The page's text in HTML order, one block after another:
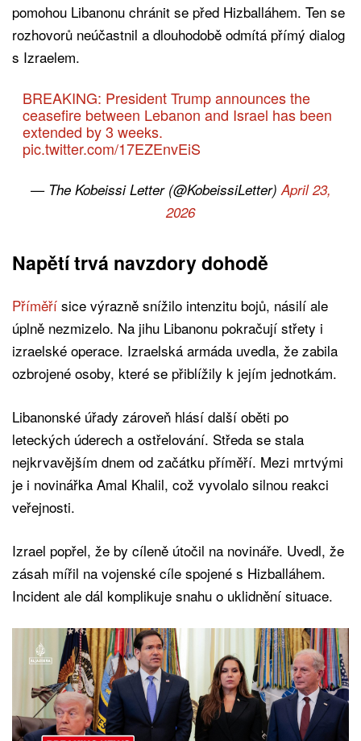
pomohou Libanonu chránit se před Hizballáhem. Ten se
rozhovorů neúčastnil a dlouhodobě odmítá přímý dialog
s Izraelem.
BREAKING: President Trump announces the
ceasefire between Lebanon and Israel has been
extended by 3 weeks.
pic.twitter.com/17EZEnvEiS
— The Kobeissi Letter (@KobeissiLetter) April 23,
2026
Napětí trvá navzdory dohodě
Příměří sice výrazně snížilo intenzitu bojů, násilí ale
úplně nezmizelo. Na jihu Libanonu pokračují střety i
izraelské operace. Izraelská armáda uvedla, že zabila
ozbrojené osoby, které se přiblížily k jejím jednotkám.
Libanonské úřady zároveň hlásí další oběti po
leteckých úderech a ostřelování. Středa se stala
nejkrvavějším dnem od začátku příměří. Mezi mrtvými
je i novinářka Amal Khalil, což vyvolalo silnou reakci
veřejnosti.
Izrael popřel, že by cíleně útočil na novináře. Uvedl, že
zásah mířil na vojenské cíle spojené s Hizballáhem.
Incident ale dál komplikuje snahu o uklidnění situace.